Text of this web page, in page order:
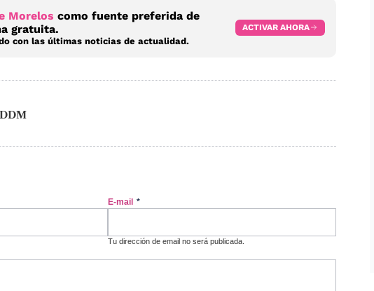
Morelos como fuente preferida de
gratuita.
con las últimas noticias de actualidad.
ACTIVAR AHORA
E-mail *
Tu dirección de email no será publicada.